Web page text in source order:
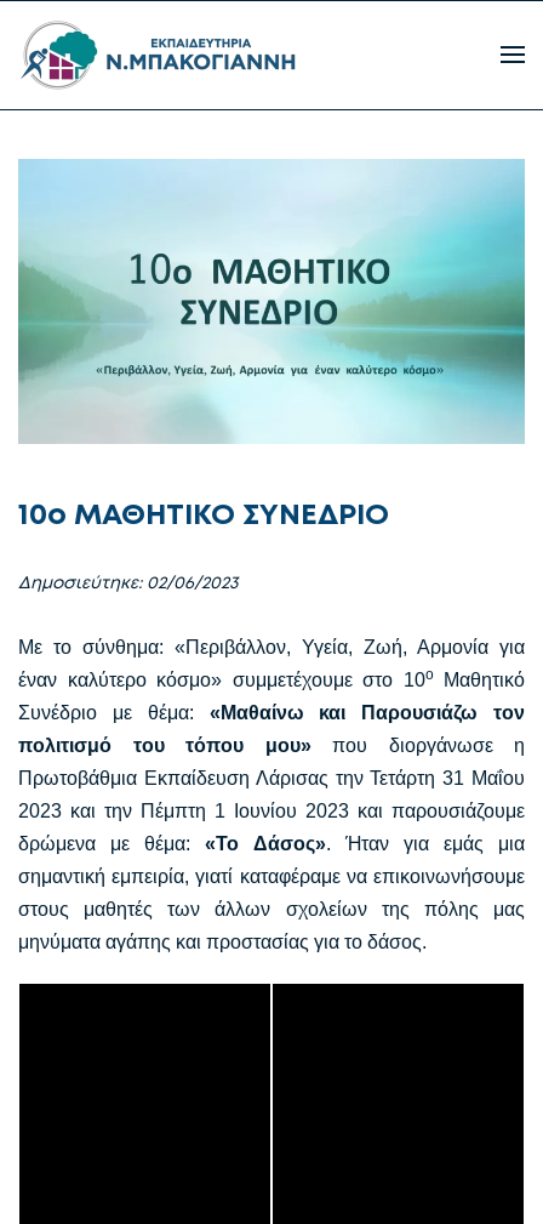
10ο ΜΑΘΗΤΙΚΟ ΣΥΝΕΔΡΙΟ
Δημοσιεύτηκε: 02/06/2023
Με το σύνθημα: «Περιβάλλον, Υγεία, Ζωή, Αρμονία για
έναν καλύτερο κόσμο» συμμετέχουμε στο 10οΜαθητικό
Συνέδριο με θέμα: «Μαθαίνω και Παρουσιάζω τον
πολιτισμό του τόπου μου»που διοργάνωσε η
Πρωτοβάθμια Εκπαίδευση Λάρισας την Τετάρτη 31 Μαΐου
2023 και την Πέμπτη 1 Ιουνίου 2023 και παρουσιάζουμε
δρώμενα με θέμα: «Το Δάσος». Ήταν για εμάς μια
σημαντική εμπειρία, γιατί καταφέραμε να επικοινωνήσουμε
στους μαθητές των άλλων σχολείων της πόλης μας
μηνύματα αγάπης και προστασίας για το δάσος.